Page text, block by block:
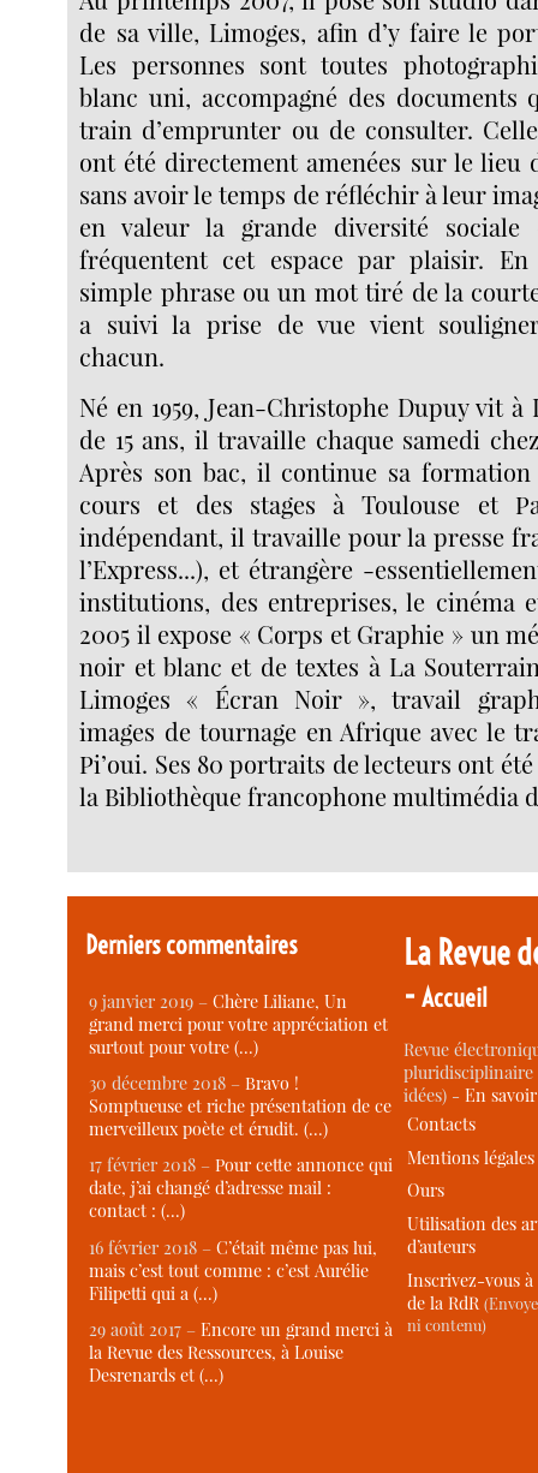
de sa ville, Limoges, afin d’y faire le
Les personnes sont toutes
blanc uni, accompagné des documents
train d’emprunter ou de consulter.
ont été directement amenées sur le lieu
sans avoir le temps de réfléchir à leur
en valeur la grande diversité sociale
fréquentent cet espace par plaisir.
simple phrase ou un mot tiré de la
a suivi la prise de vue vient
chacun.
Né en 1959, Jean-Christophe Dupuy vit à
de 15 ans, il travaille chaque samedi
Après son bac, il continue sa
cours et des stages à Toulouse et
indépendant, il travaille pour la presse
l’Express...), et étrangère -
institutions, des entreprises, le cinéma
2005 il expose « Corps et Graphie » un
noir et blanc et de textes à La
Limoges « Écran Noir », travail
images de tournage en Afrique avec le
Pi’oui. Ses 80 portraits de lecteurs ont été
la Bibliothèque francophone multimédia
Derniers commentaires
9 janvier 2019 –Chère Liliane, Un
grand merci pour votre appréciation et
surtout pour votre (…)
30 décembre 2018 –Bravo !
Somptueuse et riche présentation de ce
merveilleux poète et érudit. (…)
17 février 2018 –Pour cette annonce qui
date, j’ai changé d’adresse mail :
contact : (…)
16 février 2018 –C’était même pas lui,
mais c’est tout comme : c’est Aurélie
Filipetti qui a (…)
29 août 2017 –Encore un grand merci à
la Revue des Ressources, à Louise
Desrenards et (…)
La Revue
-Accueil
Revue
idées) -En
Contacts
Mentions légales
Ours
Utilisation des
d’auteurs
Inscrivez-vous
de la RdR
ni contenu)